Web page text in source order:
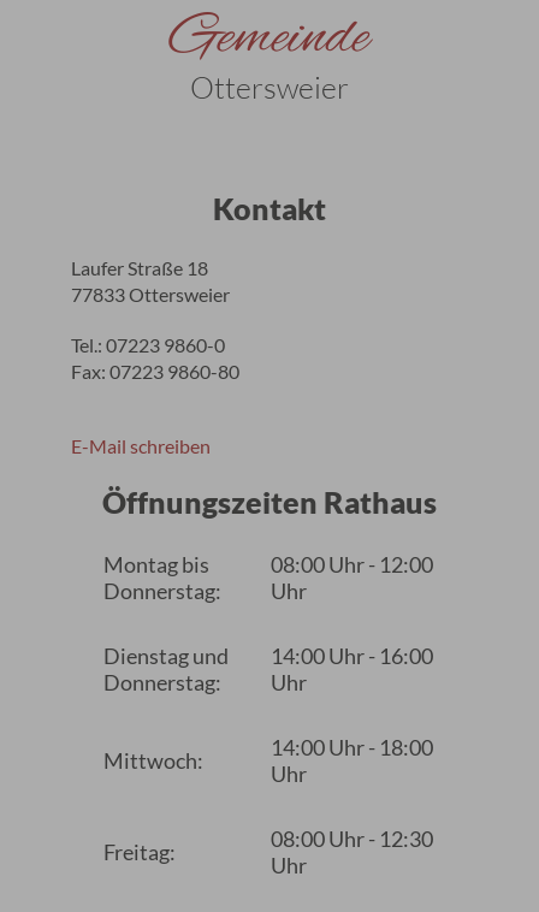
Gemeinde
Ottersweier
Kontakt
Laufer Straße 18
77833 Ottersweier
Tel.: 07223 9860-0
Fax: 07223 9860-80
E-Mail schreiben
Öffnungszeiten Rathaus
Montag bis
Donnerstag:
08:00 Uhr - 12:00
Uhr
Dienstag und
Donnerstag:
14:00 Uhr - 16:00
Uhr
Mittwoch:
14:00 Uhr - 18:00
Uhr
Freitag:
08:00 Uhr - 12:30
Uhr